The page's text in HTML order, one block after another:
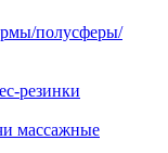
полусферы/
резинки
массажные